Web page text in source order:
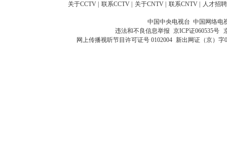
关于CCTV 联系CCTV 关于CNTV 联系CNTV 人才招聘
中国中央电视台 中国网络电
违法和不良信息举报 京ICP证060535号
网上传播视听节目许可证号 0102004 新出网证（京）